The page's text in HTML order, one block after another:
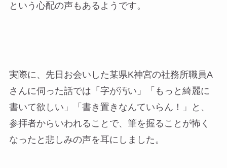
という心配の声もあるようです。
実際に、先日お会いした某県K神宮の社務所職員A
さんに伺った話では「字が汚い」「もっと綺麗に
書いて欲しい」「書き置きなんていらん！」と、
参拝者からいわれることで、筆を握ることが怖く
なったと悲しみの声を耳にしました。